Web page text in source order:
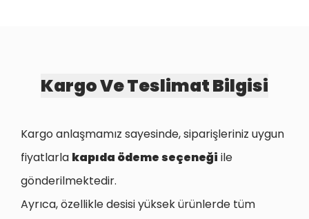
Kargo Ve Teslimat Bilgisi
Kargo anlaşmamız sayesinde, siparişleriniz uygun
fiyatlarla kapıda ödeme seçeneği ile
gönderilmektedir.
Ayrıca, özellikle desisi yüksek ürünlerde tüm